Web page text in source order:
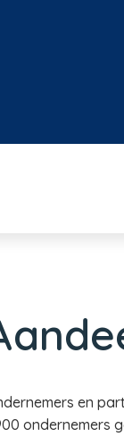
en
ondernemers